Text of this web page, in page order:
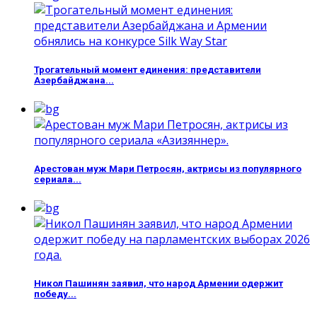
Трогательный момент единения: представители
Азербайджана...
Арестован муж Мари Петросян, актрисы из популярного
сериала...
Никол Пашинян заявил, что народ Армении одержит
победу...